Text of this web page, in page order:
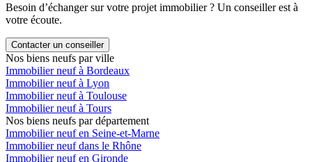
Besoin d’échanger sur votre projet immobilier ? Un conseiller est à
votre écoute.
Contacter un conseiller
Nos biens neufs par ville
Immobilier neuf à Bordeaux
Immobilier neuf à Lyon
Immobilier neuf à Toulouse
Immobilier neuf à Tours
Nos biens neufs par département
Immobilier neuf en Seine-et-Marne
Immobilier neuf dans le Rhône
Immobilier neuf en Gironde